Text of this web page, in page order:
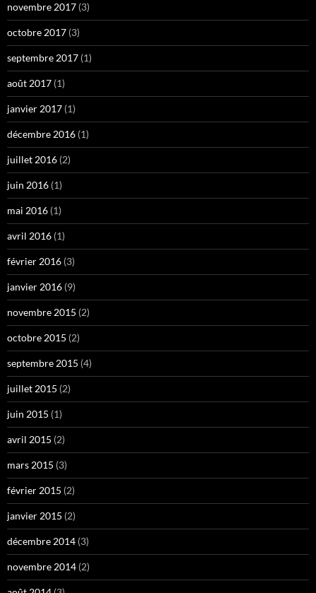
novembre 2017 (3)
octobre 2017 (3)
septembre 2017 (1)
août 2017 (1)
janvier 2017 (1)
décembre 2016 (1)
juillet 2016 (2)
juin 2016 (1)
mai 2016 (1)
avril 2016 (1)
février 2016 (3)
janvier 2016 (9)
novembre 2015 (2)
octobre 2015 (2)
septembre 2015 (4)
juillet 2015 (2)
juin 2015 (1)
avril 2015 (2)
mars 2015 (3)
février 2015 (2)
janvier 2015 (2)
décembre 2014 (3)
novembre 2014 (2)